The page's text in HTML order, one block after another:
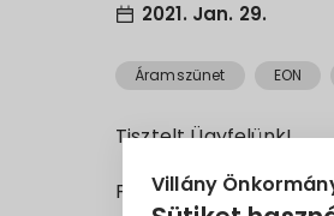
Villány
2021. Jan. 29.
Áramszünet EON
Tisztelt Ügyfelünk!
Folyamatos